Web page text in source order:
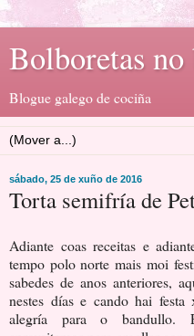
Bolboretas
Blogue galego de cociña
sábado, 25 de xuño de 2016
Torta semifría de
Adiante coas receitas e
tempo polo norte mais moi
sabedes de anos anteriores,
nestes días e cando hai festa
alegría para o bandullo.